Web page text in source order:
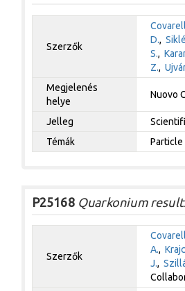
Szerzők
D.,
S.,
Z.,
Megjelenés
helye
Nuovo
Jelleg
Témák
Particle
P25168Quarkonium
Szerzők
A.,
J.,